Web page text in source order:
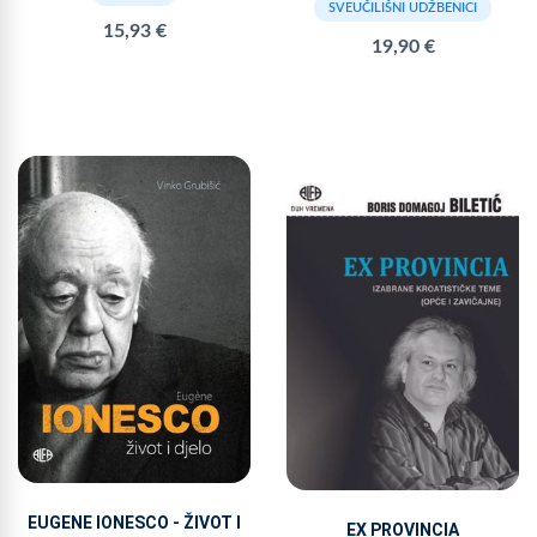
15,93 €
SVEUČILIŠNI UDŽBENICI
19,90 €
EUGENE IONESCO - ŽIVOT I
EX PROVINCIA